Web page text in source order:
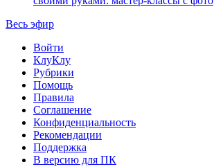
Весь эфир
Войти
КлуКлу
Рубрики
Помощь
Правила
Соглашение
Конфиденциальность
Рекомендации
Поддержка
В версию для ПК